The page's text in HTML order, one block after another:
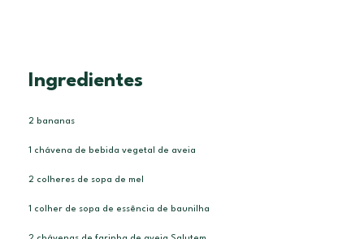
Ingredientes
2 bananas
1 chávena de bebida vegetal de aveia
2 colheres de sopa de mel
1 colher de sopa de essência de baunilha